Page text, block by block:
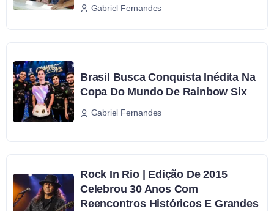
Gabriel Fernandes
Brasil Busca Conquista Inédita Na
Copa Do Mundo De Rainbow Six
Gabriel Fernandes
Rock In Rio | Edição De 2015
Celebrou 30 Anos Com
Reencontros Históricos E Grandes